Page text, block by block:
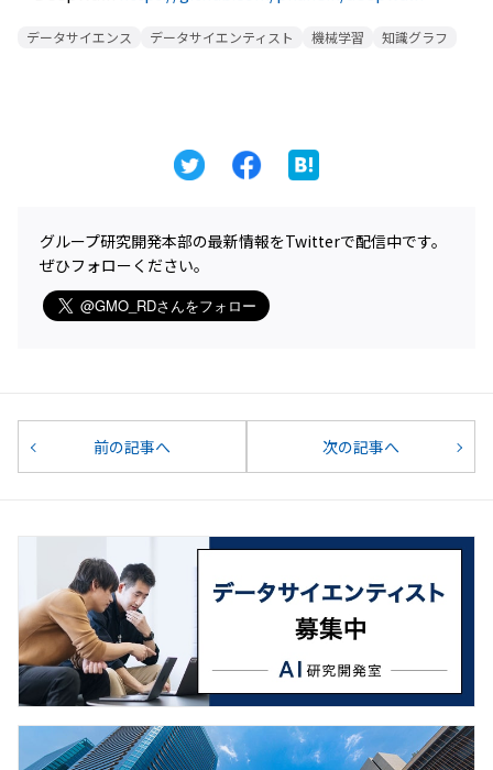
データサイエンス データサイエンティスト 機械学習 知識グラフ
グループ研究開発本部の最新情報をTwitterで配信中です。
ぜひフォローください。
前の記事へ 次の記事へ